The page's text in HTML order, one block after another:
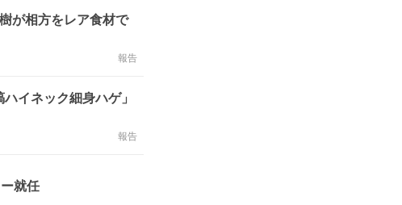
が相方をレア食材で
報告
イネック細身ハゲ」
報告
就任